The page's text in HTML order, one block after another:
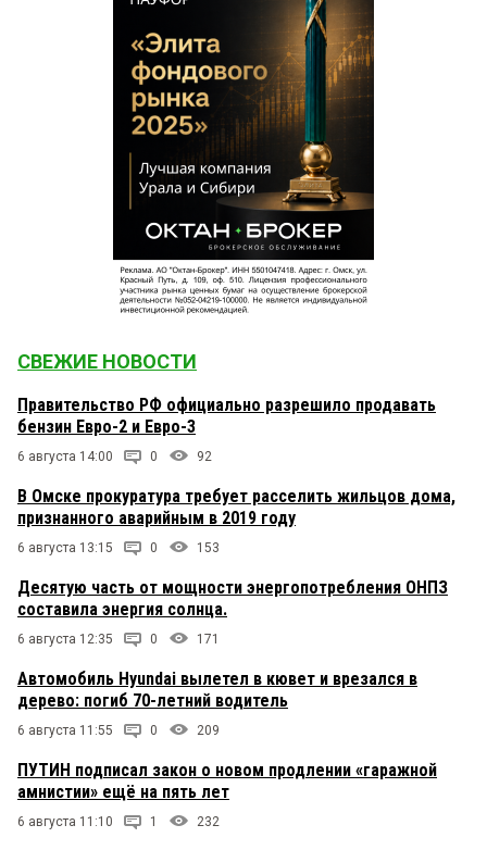
СВЕЖИЕ НОВОСТИ
Правительство РФ официально разрешило продавать
бензин Евро-2 и Евро-3
6 августа 14:00 0 92
В Омске прокуратура требует расселить жильцов дома,
признанного аварийным в 2019 году
6 августа 13:15 0 153
Десятую часть от мощности энергопотребления ОНПЗ
составила энергия солнца.
6 августа 12:35 0 171
Автомобиль Hyundai вылетел в кювет и врезался в
дерево: погиб 70-летний водитель
6 августа 11:55 0 209
ПУТИН подписал закон о новом продлении «гаражной
амнистии» ещё на пять лет
6 августа 11:10 1 232